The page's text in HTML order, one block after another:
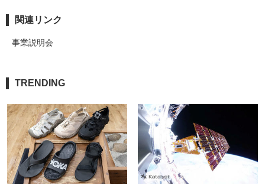
関連リンク
事業説明会
TRENDING